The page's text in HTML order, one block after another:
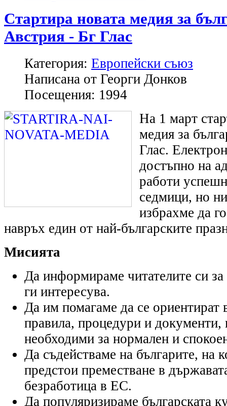
Стартира новата медия за
Австрия - Бг Глас
Категория: Европейски съюз
Написана от Георги Донков
Посещения: 1994
На 1 март
медия за
Глас.
достъпно на
работи
седмици, но
избрахме да
навръх един от най-българските
Мисията
Да информираме читателите си
ги интересува.
Да им помагаме да се ориентират
правила, процедури и документи,
необходими за нормален и
Да съдействаме на българите, на
предстои преместване в
безработица в ЕС.
Да популяризираме българската